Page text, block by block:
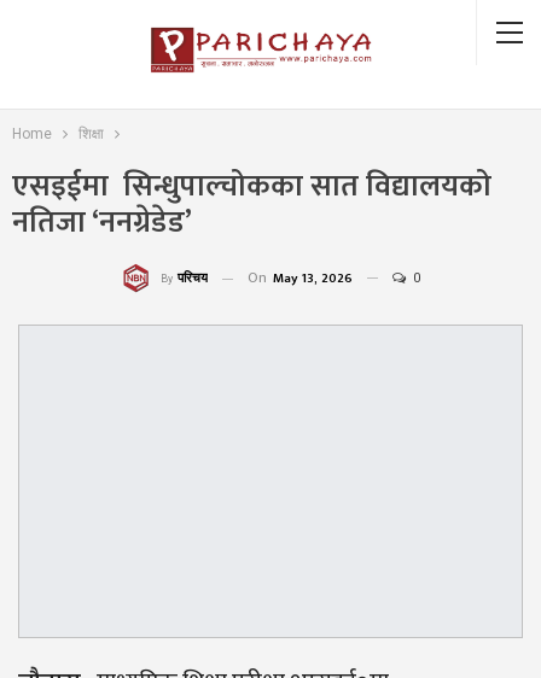
Home शिक्षा
एसइईमा सिन्धुपाल्चोकका सात विद्यालयको
नतिजा ‘ननग्रेडेड’
By परिचय On May 13, 2026 0